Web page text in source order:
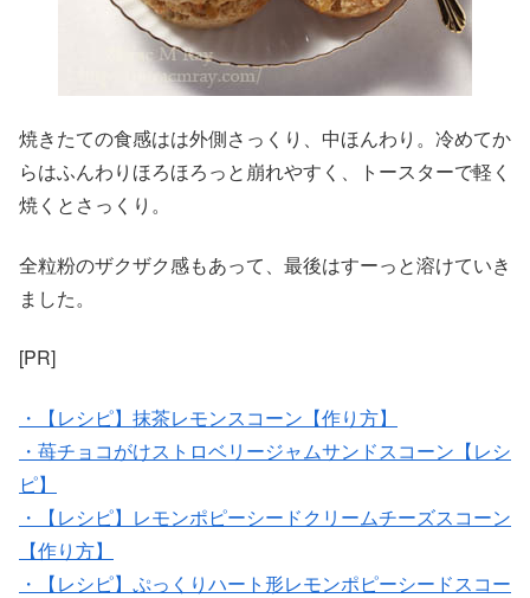
焼きたての食感はは外側さっくり、中ほんわり。冷めてか
らはふんわりほろほろっと崩れやすく、トースターで軽く
焼くとさっくり。
全粒粉のザクザク感もあって、最後はすーっと溶けていき
ました。
[PR]
・【レシピ】抹茶レモンスコーン【作り方】
・苺チョコがけストロベリージャムサンドスコーン【レシ
ピ】
・【レシピ】レモンポピーシードクリームチーズスコーン
【作り方】
・【レシピ】ぷっくりハート形レモンポピーシードスコー